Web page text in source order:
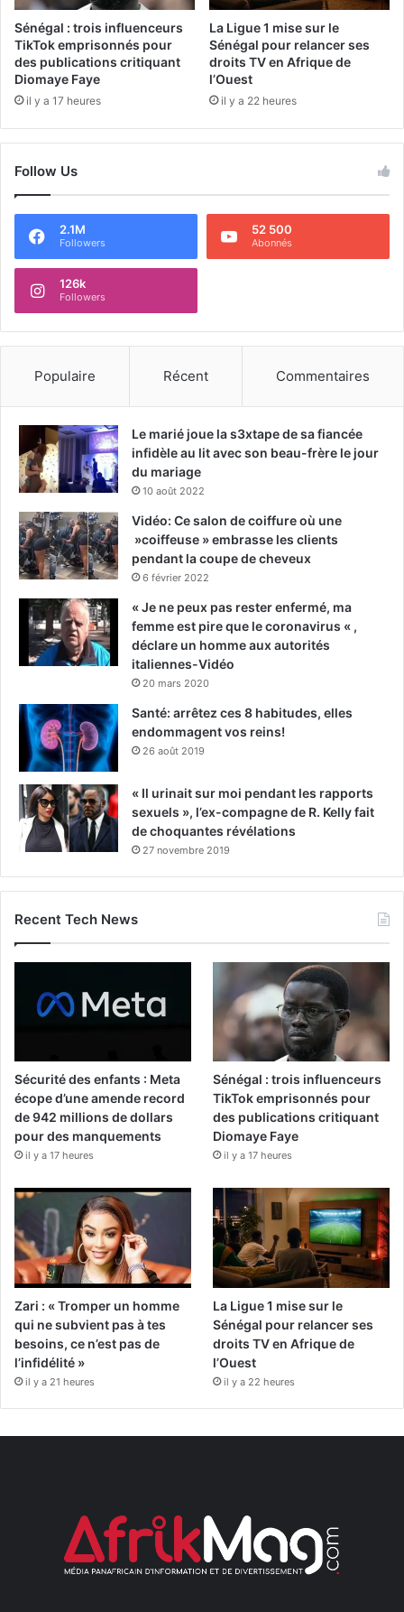
Sénégal : trois influenceurs
TikTok emprisonnés pour
des publications critiquant
Diomaye Faye
il y a 17 heures
La Ligue 1 mise sur le
Sénégal pour relancer ses
droits TV en Afrique de
l’Ouest
il y a 22 heures
Follow Us
2.1M
Followers
52 500
Abonnés
126k
Followers
Populaire Récent Commentaires
Le marié joue la s3xtape de sa fiancée
infidèle au lit avec son beau-frère le jour
du mariage
10 août 2022
Vidéo: Ce salon de coiffure où une
»coiffeuse » embrasse les clients
pendant la coupe de cheveux
6 février 2022
« Je ne peux pas rester enfermé, ma
femme est pire que le coronavirus « ,
déclare un homme aux autorités
italiennes-Vidéo
20 mars 2020
Santé: arrêtez ces 8 habitudes, elles
endommagent vos reins!
26 août 2019
« Il urinait sur moi pendant les rapports
sexuels », l’ex-compagne de R. Kelly fait
de choquantes révélations
27 novembre 2019
Recent Tech News
Sécurité des enfants : Meta
écope d’une amende record
de 942 millions de dollars
pour des manquements
il y a 17 heures
Sénégal : trois influenceurs
TikTok emprisonnés pour
des publications critiquant
Diomaye Faye
il y a 17 heures
Zari : « Tromper un homme
qui ne subvient pas à tes
besoins, ce n’est pas de
l’infidélité »
il y a 21 heures
La Ligue 1 mise sur le
Sénégal pour relancer ses
droits TV en Afrique de
l’Ouest
il y a 22 heures